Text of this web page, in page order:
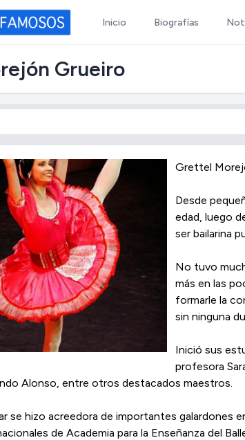
Inicio Biografías
Grueiro
Grettel
Desde
edad, luego
ser bailarina
No tuvo
más en las
formarle la
sin ninguna
Inició sus
profesora
Alonso, entre otros destacados maestros.
se hizo acreedora de importantes galardones
de Academia para la Enseñanza del